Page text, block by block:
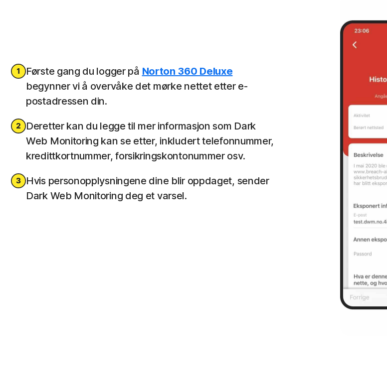
Første gang du logger på Norton 360 Deluxe
begynner vi å overvåke det mørke nettet etter e-
postadressen din.
Deretter kan du legge til mer informasjon som Dark
Web Monitoring kan se etter, inkludert telefonnummer,
kredittkortnummer, forsikringskontonummer osv.
Hvis personopplysningene dine blir oppdaget, sender
Dark Web Monitoring deg et varsel.